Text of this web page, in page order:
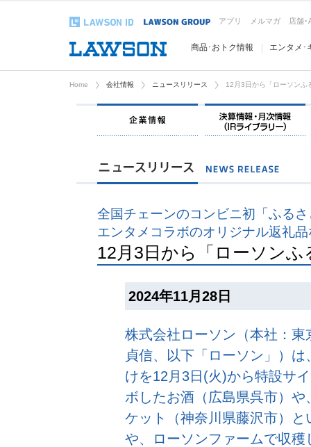
アプリ メルマガ 店舗･
商品･おトク情報 エンタメ･
Home 会社情報 ニュースリリース 12月3日から「ローソンふ
企業情報
全国チェーンのコンビニ初「ふる
エンタメコラボのオリジナル返礼
12月3日から「ローソン
2024年11月28日
株式会社ローソン（本社：
貞信、以下「ローソン」）
けを12月3日(火)から特設サ
ボしたお酒（広島県呉市）
ケット（神奈川県藤沢市）
や、ローソンファームで収